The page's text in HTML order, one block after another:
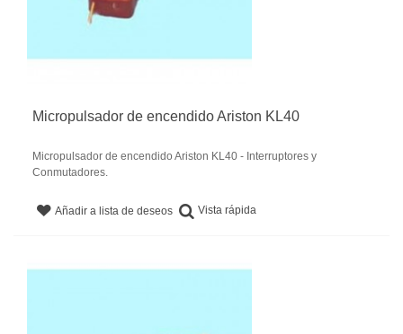
Micropulsador de encendido Ariston KL40
Micropulsador de encendido Ariston KL40 - Interruptores y
Conmutadores.
Añadir a lista de deseos Vista rápida